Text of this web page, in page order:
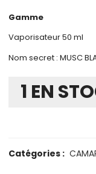
Gamme
Vaporisateur 50 ml
Nom secret : MUSC
1 EN
Catégories :